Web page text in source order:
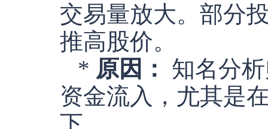
交易量放大。部分
推高股价。
* 原因：
知名分
资金流入，尤其是
下。